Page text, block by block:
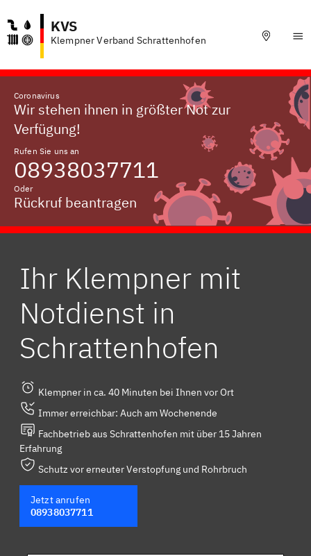
KVS
Klempner Verband Schrattenhofen
Coronavirus
Wir stehen ihnen in größter Not zur
Verfügung!
Rufen Sie uns an
08938037711
Oder
Rückruf beantragen
Ihr Klempner mit
Notdienst in
Schrattenhofen
Klempner in ca. 40 Minuten bei Ihnen vor Ort
Immer erreichbar: Auch am Wochenende
Fachbetrieb aus Schrattenhofen mit über 15 Jahren
Erfahrung
Schutz vor erneuter Verstopfung und Rohrbruch
Jetzt anrufen
08938037711